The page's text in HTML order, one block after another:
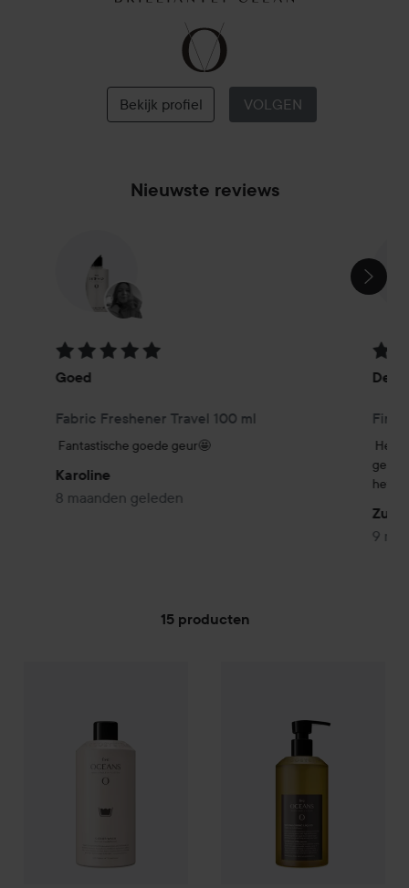
Bekijk profiel VOLGEN
Nieuwste reviews
SECTIE OVERSLAAN
Beoordeling: 5 van de 5
Goed
Fabric Freshener Travel 100 ml
Fantastische goede geur🤩
Karoline
8 maanden geleden
De
Fine
Het
geur
het
Zuku
9
15 producten